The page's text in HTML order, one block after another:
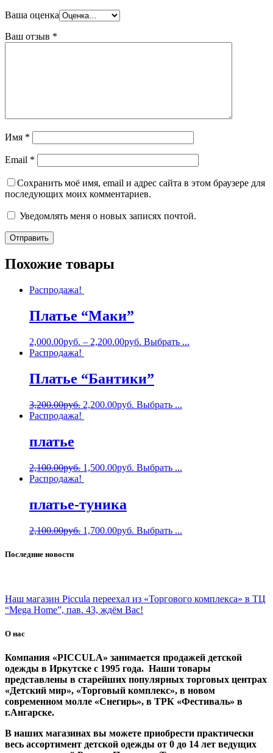
Ваша оценка
Ваш отзыв *
Имя *
Email *
Сохранить моё имя, email и адрес сайта в этом браузере для
последующих моих комментариев.
Уведомлять меня о новых записях почтой.
Похожие товары
Распродажа!
Платье “Маки”
2,000.00руб. – 2,200.00руб. Выбрать ...
Распродажа!
Платье “Бантики”
3,200.00руб. 2,200.00руб. Выбрать ...
Распродажа!
платье
2,100.00руб. 1,500.00руб. Выбрать ...
Распродажа!
платье-туника
2,100.00руб. 1,700.00руб. Выбрать ...
Последние новости
Наш магазин Piccula переехал из «Торгового комплекса» в ТЦ
“Mega Home”, пав. 43, ждём Вас!
О нас
Компания «PICCULA» занимается продажей детской
одежды в Иркутске с 1995 года. Наши товары
представлены в старейших популярных торговых центрах
«Детский мир», «Торговый комплекс», в новом
современном молле «Снегирь», в ТРК «Фестиваль» в
г.Ангарске.
В наших магазинах вы можете приобрести практически
весь ассортимент детской одежды от 0 до 14 лет ведущих